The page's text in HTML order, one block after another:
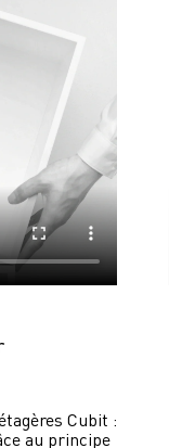
Cubit :
au principe